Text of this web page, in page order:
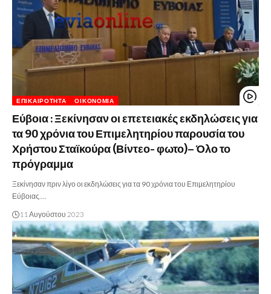
ΕΠΙΚΑΙΡΌΤΗΤΑ ΟΙΚΟΝΟΜΊΑ
Εύβοια : Ξεκίνησαν οι επετειακές εκδηλώσεις για
τα 90 χρόνια του Επιμελητηρίου παρουσία του
Χρήστου Σταϊκούρα (Βίντεο- φωτο)– Όλο το
πρόγραμμα
Ξεκίνησαν πριν λίγο οι εκδηλώσεις για τα 90 χρόνια του Επιμελητηρίου
Εύβοιας.…
11 Αυγούστου 2023